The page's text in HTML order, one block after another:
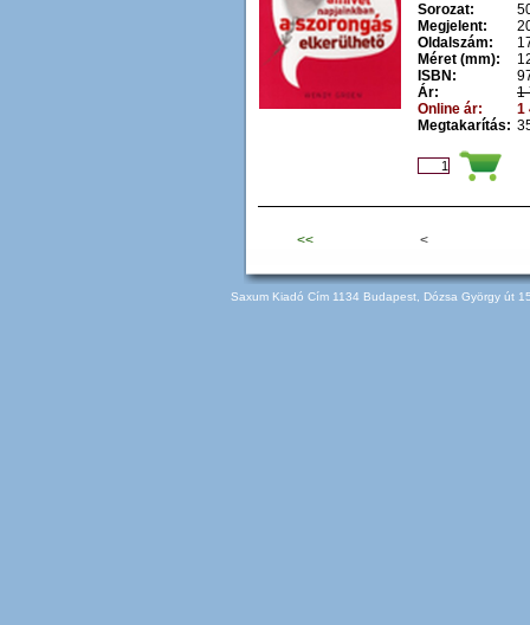
Sorozat:
Megjelent:
Oldalszám:
Méret (mm):
ISBN:
Ár:
1
Online ár:
1
Megtakarítás:
<< <
Saxum Kiadó Cím 1134 Budapest, Dózsa György út